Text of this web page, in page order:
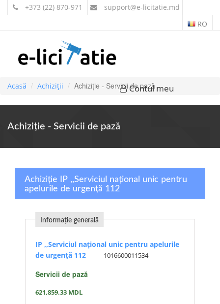
+373 (22) 870-971 support@e-licitatie.md
RO
Contul meu
Acasă Achiziții Achiziție - Servicii de pază
Achiziție - Servicii de pază
Achiziție IP ,,Serviciul național unic pentru
apelurile de urgență 112
Informație generală
IP ,,Serviciul național unic pentru apelurile
de urgență 112
1016600011534
Servicii de pază
621,859.33 MDL